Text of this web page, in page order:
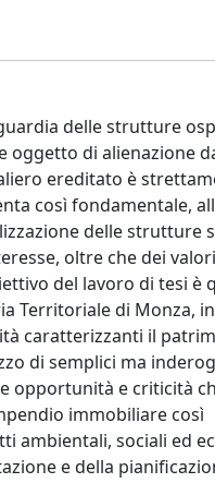
delle strutture
oggetto di alienazione
ereditato è
così fondamentale,
delle strutture
oltre che dei
del lavoro di tesi è
Territoriale di Monza,
caratterizzanti il
di semplici ma
opportunità e criticità
immobiliare così
ambientali, sociali ed
e della